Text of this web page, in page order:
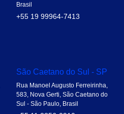
Brasil
+55 19 99964-7413
São Caetano do Sul - SP
Rua Manoel Augusto Ferreirinha,
583, Nova Gerti, São Caetano do
Sul - São Paulo, Brasil